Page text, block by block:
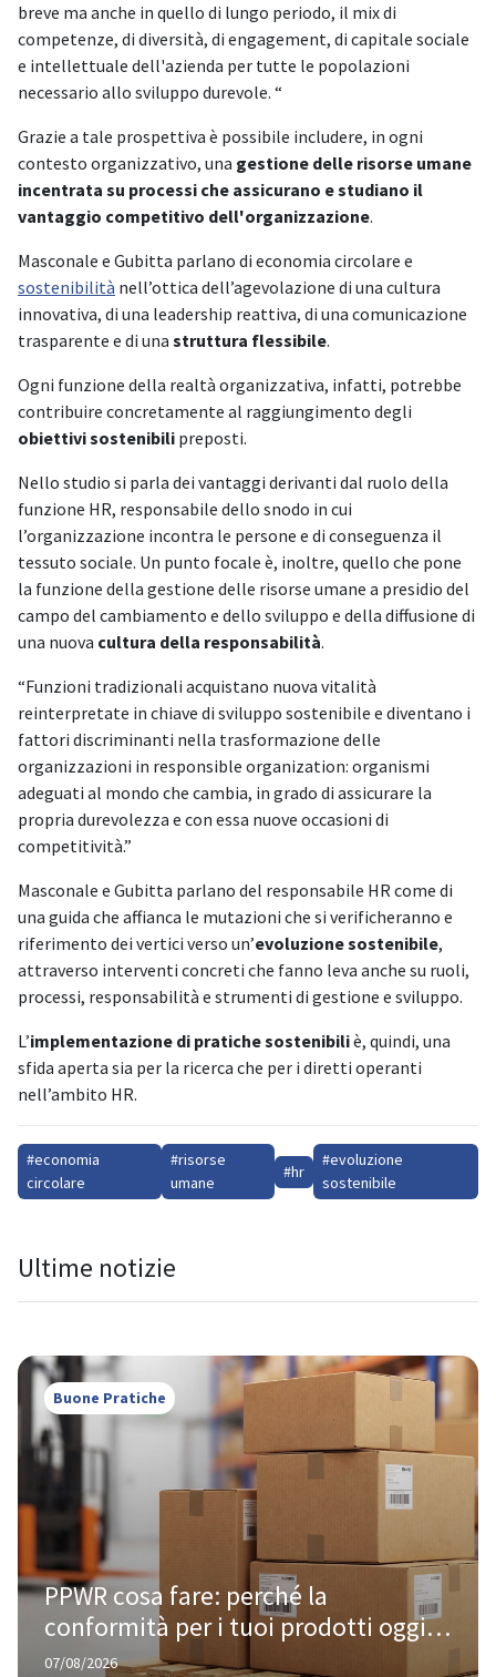
breve ma anche in quello di lungo periodo, il mix di
competenze, di diversità, di engagement, di capitale sociale
e intellettuale dell'azienda per tutte le popolazioni
necessario allo sviluppo durevole. “
Grazie a tale prospettiva è possibile includere, in ogni
contesto organizzativo, una gestione delle risorse umane
incentrata su processi che assicurano e studiano il
vantaggio competitivo dell'organizzazione.
Masconale e Gubitta parlano di economia circolare e
sostenibilità nell’ottica dell’agevolazione di una cultura
innovativa, di una leadership reattiva, di una comunicazione
trasparente e di una struttura flessibile.
Ogni funzione della realtà organizzativa, infatti, potrebbe
contribuire concretamente al raggiungimento degli
obiettivi sostenibili preposti.
Nello studio si parla dei vantaggi derivanti dal ruolo della
funzione HR, responsabile dello snodo in cui
l’organizzazione incontra le persone e di conseguenza il
tessuto sociale. Un punto focale è, inoltre, quello che pone
la funzione della gestione delle risorse umane a presidio del
campo del cambiamento e dello sviluppo e della diffusione di
una nuova cultura della responsabilità.
“Funzioni tradizionali acquistano nuova vitalità
reinterpretate in chiave di sviluppo sostenibile e diventano i
fattori discriminanti nella trasformazione delle
organizzazioni in responsible organization: organismi
adeguati al mondo che cambia, in grado di assicurare la
propria durevolezza e con essa nuove occasioni di
competitività.”
Masconale e Gubitta parlano del responsabile HR come di
una guida che affianca le mutazioni che si verificheranno e
riferimento dei vertici verso un’evoluzione sostenibile,
attraverso interventi concreti che fanno leva anche su ruoli,
processi, responsabilità e strumenti di gestione e sviluppo.
L’implementazione di pratiche sostenibiliè, quindi, una
sfida aperta sia per la ricerca che per i diretti operanti
nell’ambito HR.
#economia
circolare
#risorse
umane
#hr
#evoluzione
sostenibile
Ultime notizie
Buone Pratiche
PPWR cosa fare: perché la
conformità per i tuoi prodotti oggi
te la chiede Amazon, non Bruxelles
07/08/2026